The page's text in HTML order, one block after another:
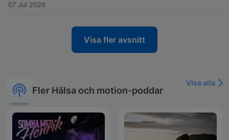
07 Jul 2026
Visa fler avsnitt
Fler Hälsa och motion-poddar
Visa alla